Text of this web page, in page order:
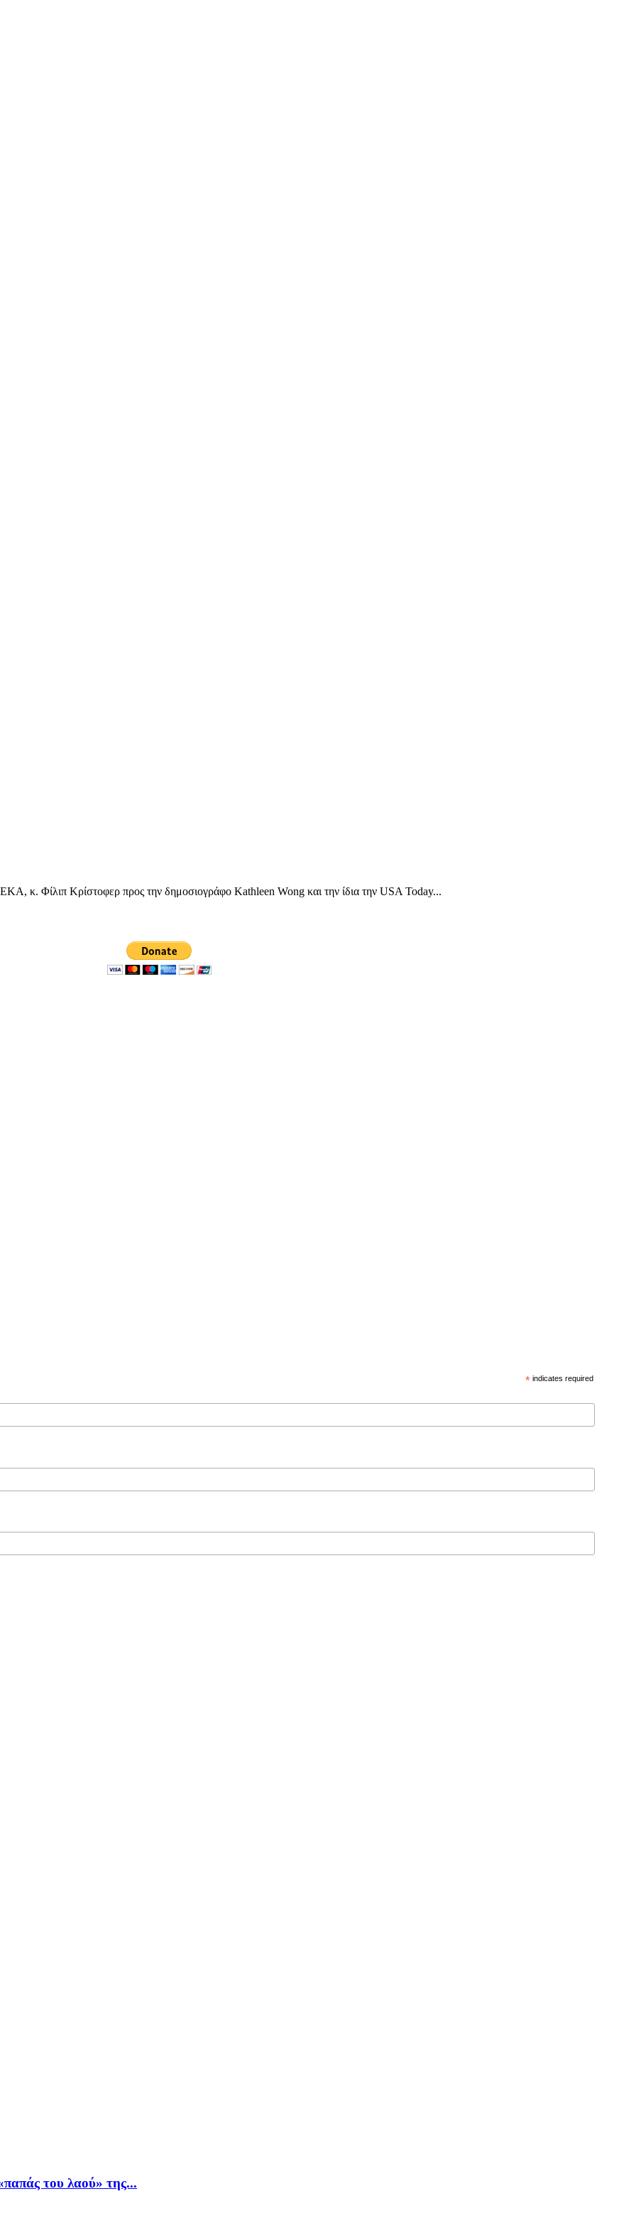
κ. Φίλιπ Κρίστοφερ προς την δημοσιογράφο Kathleen Wong και την ίδια την USA Today...
* indicates required
του λαού» της...